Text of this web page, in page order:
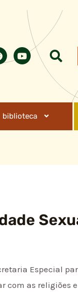
biblioteca
Especial
com as religiões